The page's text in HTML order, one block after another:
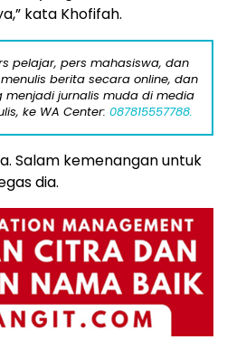
kata Khofifah.
pelajar, pers mahasiswa, dan
berita secara online, dan
jurnalis muda di media
ke WA Center: 087815557788.
Salam kemenangan untuk
dia.